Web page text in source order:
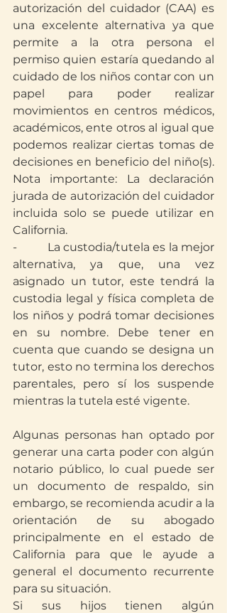
autorización del cuidador (CAA) es
una excelente alternativa ya que
permite a la otra persona el
permiso quien estaría quedando al
cuidado de los niños contar con un
papel para poder realizar
movimientos en centros médicos,
académicos, ente otros al igual que
podemos realizar ciertas tomas de
decisiones en beneficio del niño(s).
Nota importante: La declaración
jurada de autorización del cuidador
incluida solo se puede utilizar en
California.
-          La custodia/tutela es la mejor
alternativa, ya que, una vez
asignado un tutor, este tendrá la
custodia legal y física completa de
los niños y podrá tomar decisiones
en su nombre. Debe tener en
cuenta que cuando se designa un
tutor, esto no termina los derechos
parentales, pero sí los suspende
mientras la tutela esté vigente.
Algunas personas han optado por
generar una carta poder con algún
notario público, lo cual puede ser
un documento de respaldo, sin
embargo, se recomienda acudir a la
orientación de su abogado
principalmente en el estado de
California para que le ayude a
general el documento recurrente
para su situación.
Si sus hijos tienen algún